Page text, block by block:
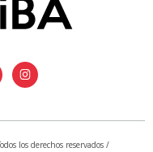
los derechos reservados /